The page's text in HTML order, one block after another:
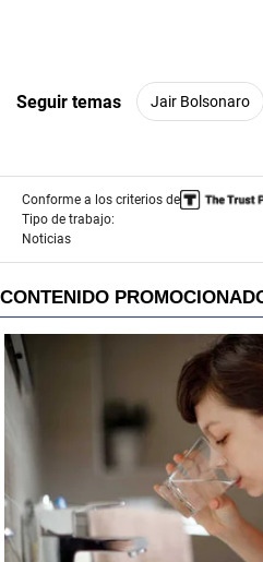
Seguir temas Jair Bolsonaro
Conforme a los criterios de
Tipo de trabajo:
Noticias